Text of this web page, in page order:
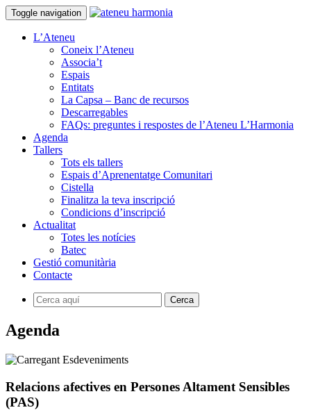
Toggle navigation
L’Ateneu
Coneix l’Ateneu
Associa’t
Espais
Entitats
La Capsa – Banc de recursos
Descarregables
FAQs: preguntes i respostes de l’Ateneu L’Harmonia
Agenda
Tallers
Tots els tallers
Espais d’Aprenentatge Comunitari
Cistella
Finalitza la teva inscripció
Condicions d’inscripció
Actualitat
Totes les notícies
Batec
Gestió comunitària
Contacte
Agenda
Relacions afectives en Persones Altament Sensibles
(PAS)